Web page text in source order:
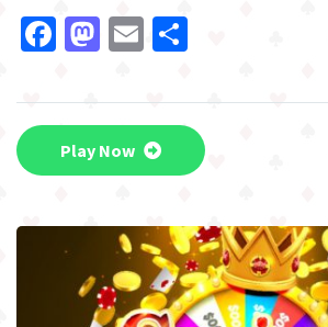
Facebook
Mastodon
Email
Play Now